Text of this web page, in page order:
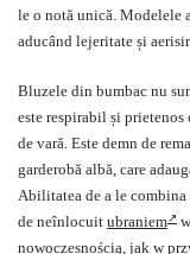
le o notă unică. Modelele
aducând lejeritate și
Bluzele din bumbac nu
este respirabil și
de vară. Este demn de
garderobă albă, care
Abilitatea de a le combina
de neînlocuit ubraniem
nowoczesnością, jak w